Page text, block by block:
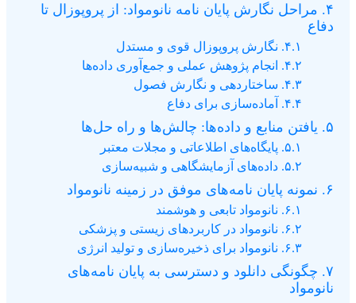
۴. مراحل نگارش پایان نامه نانومواد: از پروپوزال تا
دفاع
۴.۱. نگارش پروپوزال قوی و مستدل
۴.۲. انجام پژوهش عملی و جمع‌آوری داده‌ها
۴.۳. ساختاردهی و نگارش فصول
۴.۴. آماده‌سازی برای دفاع
۵. یافتن منابع و داده‌ها: چالش‌ها و راه حل‌ها
۵.۱. پایگاه‌های اطلاعاتی و مجلات معتبر
۵.۲. داده‌های آزمایشگاهی و شبیه‌سازی
۶. نمونه پایان نامه‌های موفق در زمینه نانومواد
۶.۱. نانومواد تابعی و هوشمند
۶.۲. نانومواد در کاربردهای زیستی و پزشکی
۶.۳. نانومواد برای ذخیره‌سازی و تولید انرژی
۷. چگونگی دانلود و دسترسی به پایان نامه‌های
نانومواد